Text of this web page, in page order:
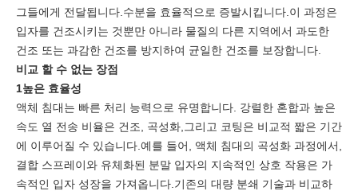
그들에게 전달됩니다.수분을 효율적으로 증발시킵니다.이 과정은
입자를 건조시키는 것뿐만 아니라 물질의 다른 지역에서 과도한
건조 또는 과감한 건조를 방지하여 균일한 건조를 보장합니다.
비교 할 수 없는 장점
1높은 효율성
액체 침대는 빠른 처리 능력으로 유명합니다. 강렬한 혼합과 높은
속도 열 전송 비율은 건조, 곡성화,그리고 코팅은 비교적 짧은 기간
에 이루어질 수 있습니다.예를 들어, 액체 침대의 곡성화 과정에서,
결합 스프레이와 유체화된 분말 입자의 지속적인 상호 작용은 가
속적인 입자 성장을 가져옵니다.기존의 대량 분쇄 기술과 비교하